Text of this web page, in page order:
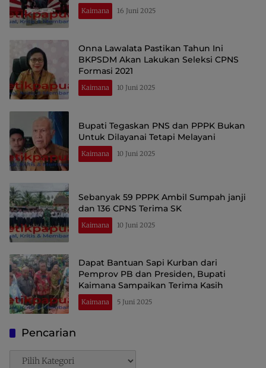
Kaimana 16 Juni 2025
Onna Lawalata Pastikan Tahun Ini
BKPSDM Akan Lakukan Seleksi CPNS
Formasi 2021
Kaimana 10 Juni 2025
Bupati Tegaskan PNS dan PPPK Bukan
Untuk Dilayanai Tetapi Melayani
Kaimana 10 Juni 2025
Sebanyak 59 PPPK Ambil Sumpah janji
dan 136 CPNS Terima SK
Kaimana 10 Juni 2025
Dapat Bantuan Sapi Kurban dari
Pemprov PB dan Presiden, Bupati
Kaimana Sampaikan Terima Kasih
Kaimana 5 Juni 2025
Pencarian
Pencarian